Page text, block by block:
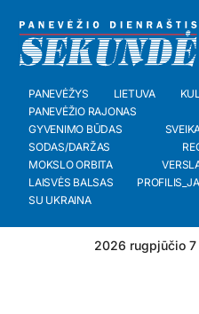
PANEVĖŽYS LIETUVA
PANEVĖŽIO RAJONAS
GYVENIMO BŪDAS
SODAS/DARŽAS
MOKSLO ORBITA
LAISVĖS BALSAS
SU UKRAINA
2026 rugpjūčio 7